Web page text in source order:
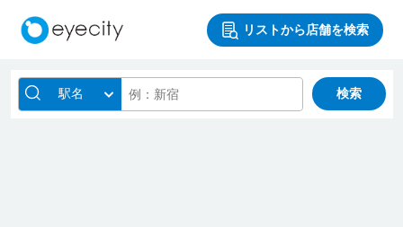
リストから店舗を検索
駅名 検索